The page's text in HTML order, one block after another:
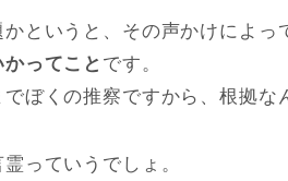
というと、その声かけによっ
ってこと です。
ぼくの推察ですから、根拠な
っていうでしょ。